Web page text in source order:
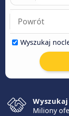
Wyszukaj
Miliony